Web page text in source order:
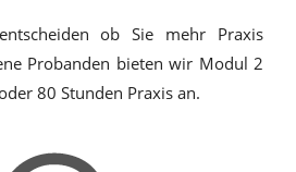
ob Sie mehr Praxis
Probanden bieten wir Modul 2
80 Stunden Praxis an.